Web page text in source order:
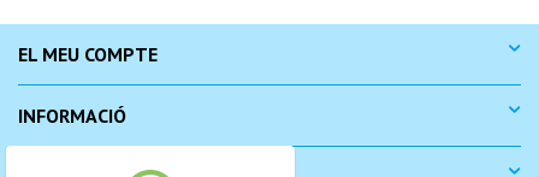
EL MEU COMPTE
INFORMACIÓ